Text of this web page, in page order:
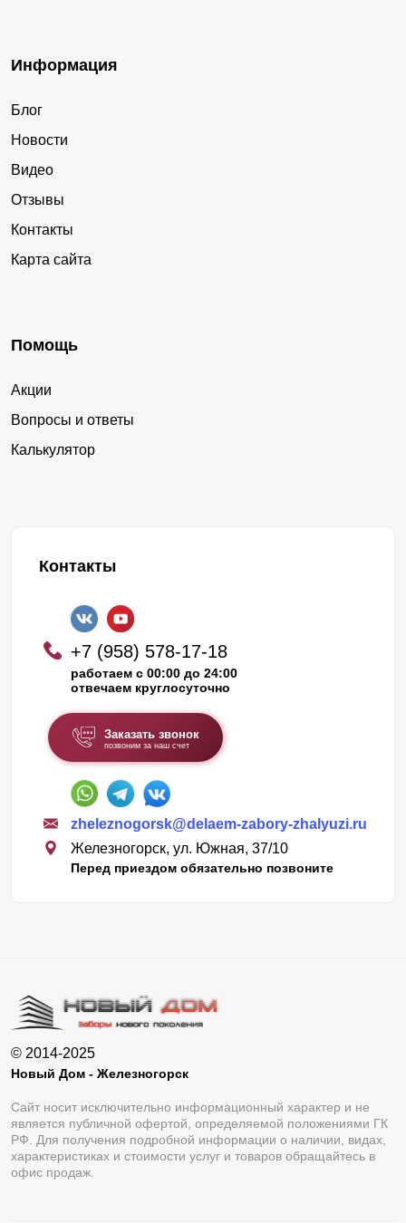
Информация
Блог
Новости
Видео
Отзывы
Контакты
Карта сайта
Помощь
Акции
Вопросы и ответы
Калькулятор
Контакты
+7 (958) 578-17-18
работаем с 00:00 до 24:00
отвечаем круглосуточно
Заказать звонок
позвоним за наш счет
zheleznogorsk@delaem-zabory-zhalyuzi.ru
Железногорск, ул. Южная, 37/10
Перед приездом обязательно позвоните
© 2014-2025
Новый Дом - Железногорск
Сайт носит исключительно информационный характер и не
является публичной офертой, определяемой положениями ГК
РФ. Для получения подробной информации о наличии, видах,
характеристиках и стоимости услуг и товаров обращайтесь в
офис продаж.